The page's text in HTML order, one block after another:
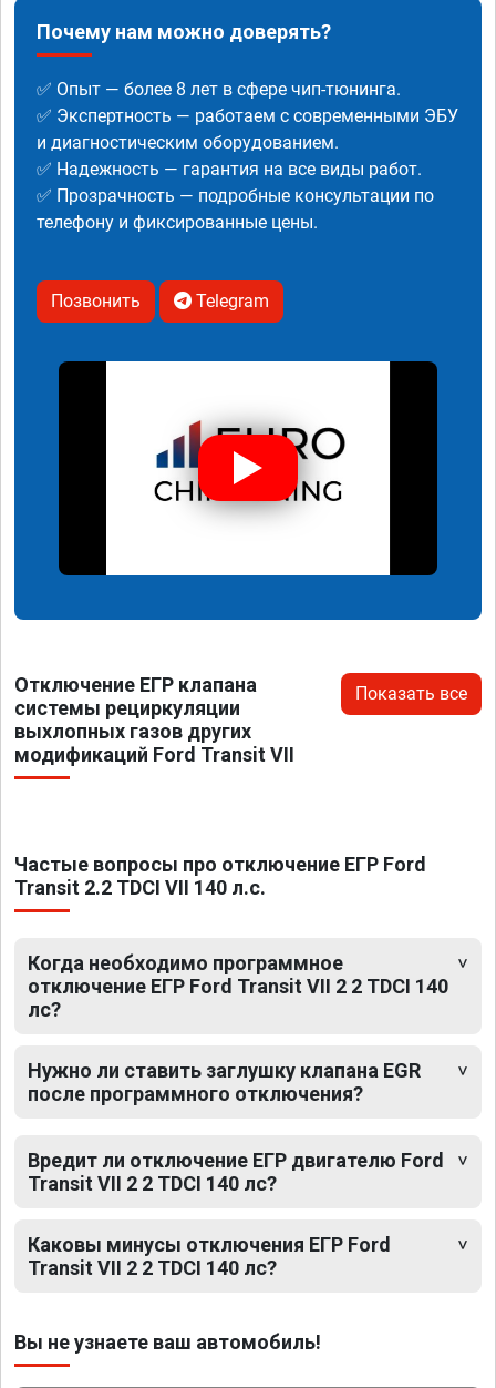
Почему нам можно доверять?
✅ Опыт — более 8 лет в сфере чип-тюнинга.
✅ Экспертность — работаем с современными ЭБУ
и диагностическим оборудованием.
✅ Надежность — гарантия на все виды работ.
✅ Прозрачность — подробные консультации по
телефону и фиксированные цены.
Позвонить Telegram
Отключение ЕГР клапана
системы рециркуляции
выхлопных газов других
модификаций Ford Transit VII
Показать все
Частые вопросы про отключение ЕГР Ford
Transit 2.2 TDCI VII 140 л.с.
Когда необходимо программное
отключение ЕГР Ford Transit VII 2 2 TDCI 140
лс?
Нужно ли ставить заглушку клапана EGR
после программного отключения?
Вредит ли отключение ЕГР двигателю Ford
Transit VII 2 2 TDCI 140 лс?
Каковы минусы отключения ЕГР Ford
Transit VII 2 2 TDCI 140 лс?
Вы не узнаете ваш автомобиль!